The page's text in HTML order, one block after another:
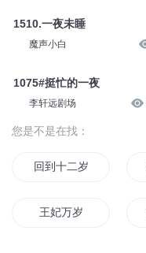
1510.一夜未睡
魔声小白
1075#挺忙的一夜
李轩远剧场
您是不是在找：
回到十二岁
王妃万岁